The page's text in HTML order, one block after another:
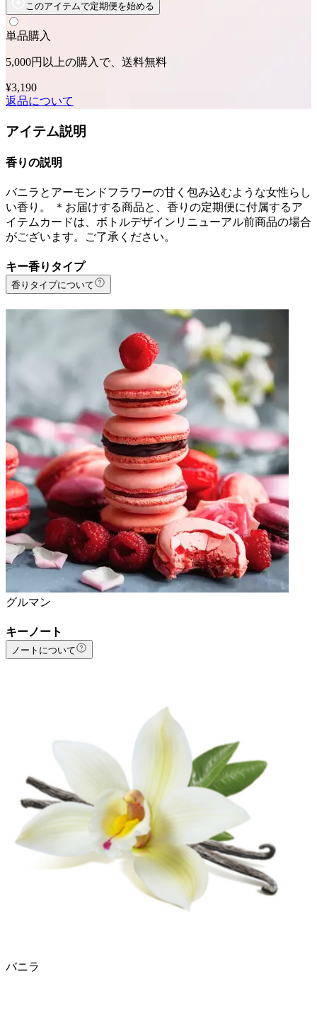
このアイテムで定期便を始める
単品購入
5,000円以上の購入で、送料無料
¥3,190
返品について
アイテム説明
香りの説明
バニラとアーモンドフラワーの甘く包み込むような女性らし
い香り。 ＊お届けする商品と、香りの定期便に付属するア
イテムカードは、ボトルデザインリニューアル前商品の場合
がございます。ご了承ください。
キー香りタイプ
香りタイプについて
グルマン
キーノート
ノートについて
バニラ